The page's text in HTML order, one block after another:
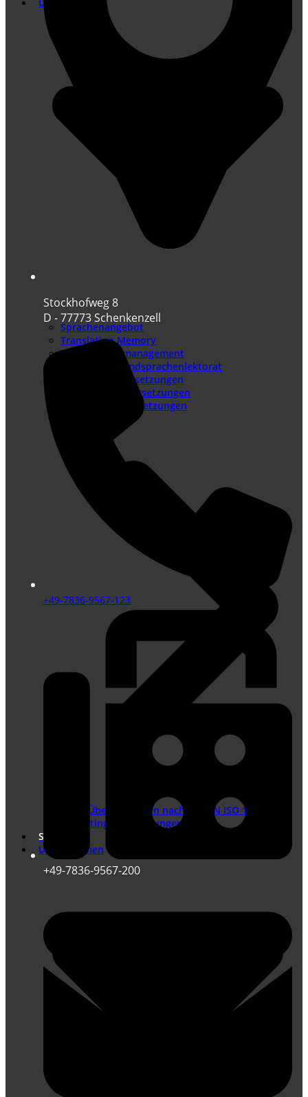
Übersetzung
Sprachenangebot
Translation Memory
Terminologiemanagement
Lektorat – Fremdsprachenlektorat
Juristische Übersetzungen
Beglaubigte Übersetzungen
Technische Übersetzungen
Übersetzungen nach DIN EN ISO 17100
Marketing Übersetzungen
Shop
Unternehmen
Stockhofweg 8
D - 77773 Schenkenzell
+49-7836-9567-123
+49-7836-9567-200